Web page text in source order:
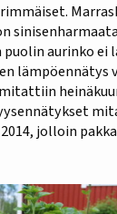
aurinko ei
lämpöennätys
jolloin